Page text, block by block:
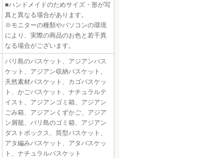
■ハンドメイドのためサイズ・形が写
真と異なる場合があります。
※モニターの種類やパソコンの環境
により、実際の商品のお色と若干異
なる場合がございます。
バリ島のバスケット、アジアンバス
ケット、アジアン収納バスケット、
天然素材バスケット、カゴバスケッ
ト、かごバスケット、ナチュラルテ
イスト、アジアンゴミ箱、アジアン
ごみ箱、アジアンくずかご、アジア
ン屑籠、バリ島のゴミ箱、アジアン
ダストボックス、筒型バスケット、
アタ編みバスケット、アタバスケッ
ト、ナチュラルバスケット